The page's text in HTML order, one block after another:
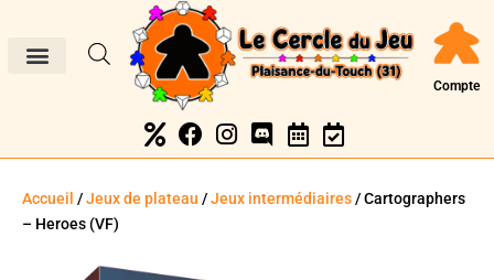
Compte
Accueil /Jeux de plateau /Jeux intermédiaires/ Cartographers
– Heroes (VF)